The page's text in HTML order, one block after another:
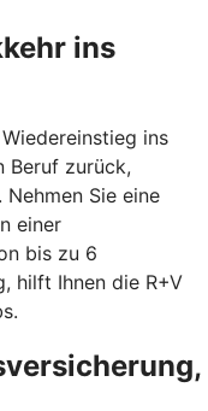
ins
ins
Beruf zurück,
Sie eine
einer
bis zu 6
hilft Ihnen die R+V